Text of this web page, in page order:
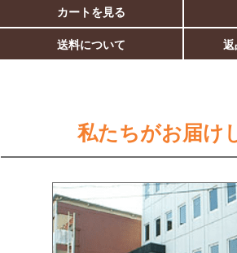
カートを見る
送料について 返
私たちがお届け